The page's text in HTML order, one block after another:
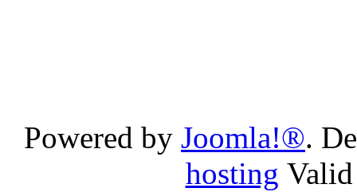
Powered by Joomla!®.
hosting